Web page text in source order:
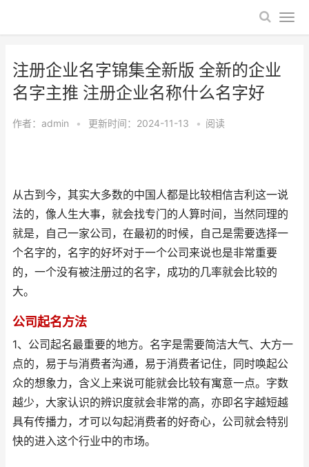
注册企业名字锦集全新版 全新的企业
名字主推 注册企业名称什么名字好
作者： admin • 更新时间：2024-11-13 • 阅读
从古到今，其实大多数的中国人都是比较相信吉利这一说
法的，像人生大事，就会找专门的人算时间，当然同理的
就是，自己一家公司，在最初的时候，自己是需要选择一
个名字的，名字的好坏对于一个公司来说也是非常重要
的，一个没有被注册过的名字，成功的几率就会比较的
大。
公司起名方法
1、公司起名最重要的地方。名字是需要简洁大气、大方一
点的，易于与消费者沟通，易于消费者记住，同时唤起公
众的想象力，含义上来说可能就会比较有寓意一点。字数
越少，大家认识的辨识度就会非常的高，亦即名字越短越
具有传播力，才可以勾起消费者的好奇心，公司就会特别
快的进入这个行业中的市场。